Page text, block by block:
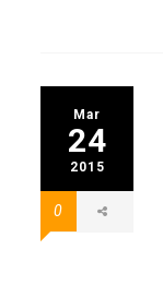
Mar
24
2015
0